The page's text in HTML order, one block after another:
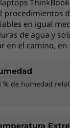
accesorios exhibidos no
rendir
ThinkPad L14
procesadores
procedimientos
en igual
de agua y
en el camino,
% de humedad